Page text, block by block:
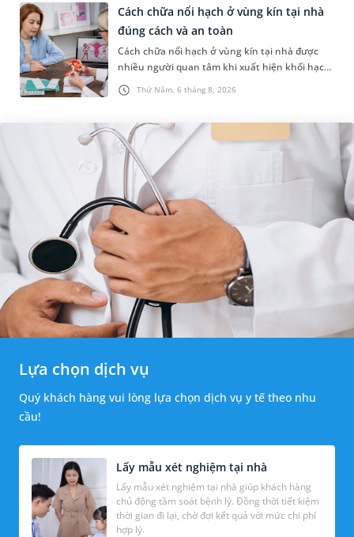
Thứ Năm, 6 tháng 8, 2026
Cách chữa nổi hạch ở vùng kín tại nhà
đúng cách và an toàn
Cách chữa nổi hạch ở vùng kín tại nhà được
nhiều người quan tâm khi xuất hiện khối hạch
nhỏ ở vùng bẹn hoặc cơ quan sinh dục. Nếu
hạch mới xuất hiện, kích th...
Lựa chọn dịch vụ
Quý khách hàng vui lòng lựa chọn dịch vụ y tế theo nhu
cầu!
Lấy mẫu xét nghiệm tại nhà
Lấy mẫu xét nghiệm tại nhà giúp khách hàng
chủ động tầm soát bệnh lý. Đồng thời tiết kiệm
thời gian đi lại, chờ đợi kết quả với mức chi phí
hợp lý.